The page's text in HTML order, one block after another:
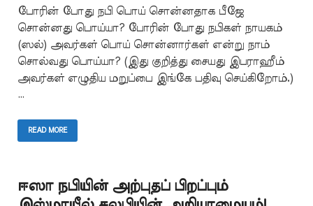
போரின் போது நபி பொய் சொன்னதாக பீஜே
சொன்னது பொய்யா? போரின் போது நபிகள் நாயகம்
(ஸல்) அவர்கள் பொய் சொன்னார்கள் என்று நாம்
சொல்வது பொய்யா? (இது குறித்து சையது இபராஹீம்
அவர்கள் எழுதிய மறுப்பை இங்கே பதிவு செய்கிறோம்.)
…
READ MORE
ஈஸா நபியின் அற்புதப் பிறப்பும்